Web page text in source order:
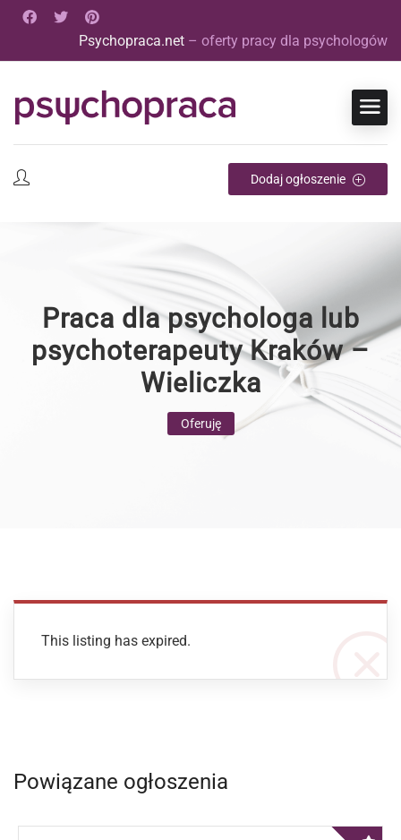
Psychopraca.net – oferty pracy dla psychologów
Dodaj ogłoszenie
Praca dla psychologa lub
psychoterapeuty Kraków –
Wieliczka
Oferuję
This listing has expired.
Powiązane ogłoszenia